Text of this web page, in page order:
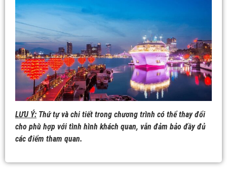
LƯU Ý: Thứ tự và chi tiết trong chương trình có thể thay đổi
cho phù hợp với tình hình khách quan, vẫn đảm bảo đầy đủ
các điểm tham quan.